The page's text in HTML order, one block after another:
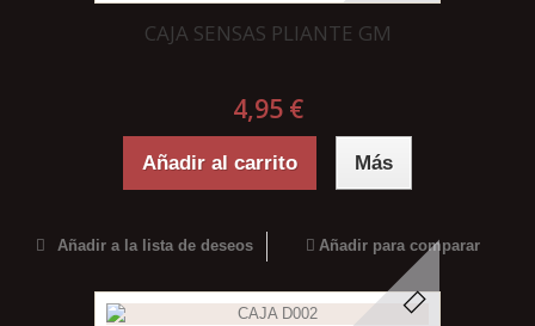
CAJA SENSAS PLIANTE GM
4,95 €
Añadir al carrito Más
Añadir a la lista de deseos Añadir para comparar